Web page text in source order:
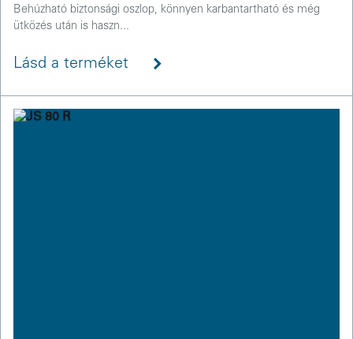
Behúzható biztonsági oszlop, könnyen karbantartható és még
ütközés után is haszn...
Lásd a terméket